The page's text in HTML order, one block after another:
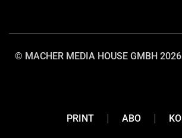
© MACHER MEDIA HOUSE GMBH
PRINT ABO